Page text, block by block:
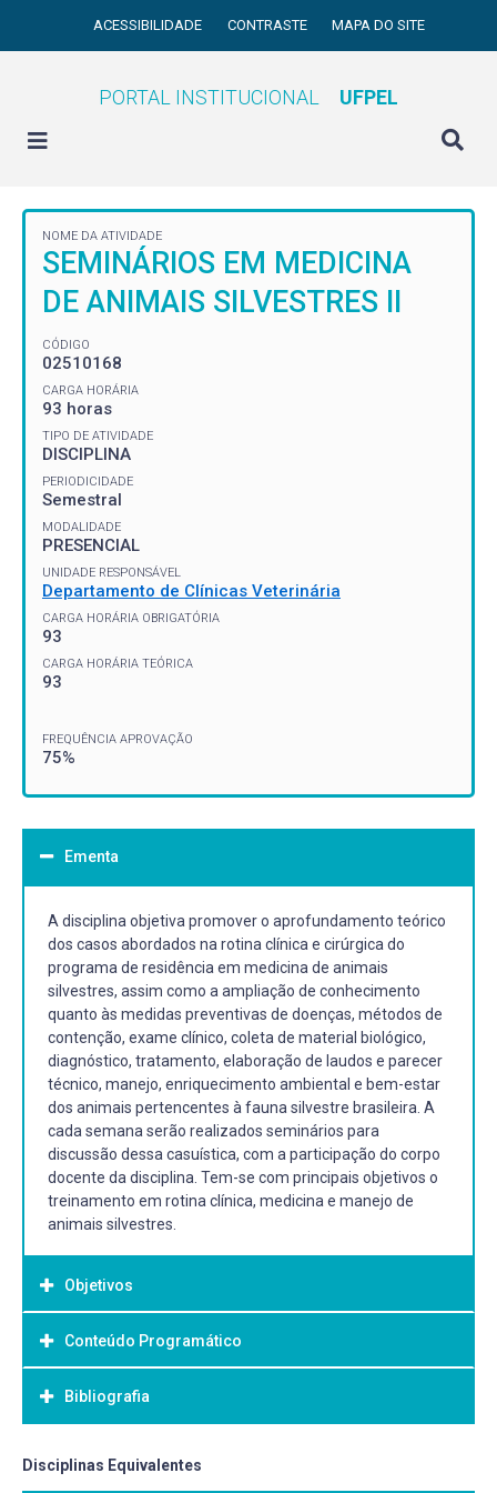
ACESSIBILIDADE CONTRASTE MAPA DO SITE
PORTAL INSTITUCIONAL UFPEL
NOME DA ATIVIDADE
SEMINÁRIOS EM MEDICINA
DE ANIMAIS SILVESTRES II
CÓDIGO
02510168
CARGA HORÁRIA
93 horas
TIPO DE ATIVIDADE
DISCIPLINA
PERIODICIDADE
Semestral
MODALIDADE
PRESENCIAL
UNIDADE RESPONSÁVEL
Departamento de Clínicas Veterinária
CARGA HORÁRIA OBRIGATÓRIA
93
CARGA HORÁRIA TEÓRICA
93
FREQUÊNCIA APROVAÇÃO
75%
Ementa
A disciplina objetiva promover o aprofundamento teórico
dos casos abordados na rotina clínica e cirúrgica do
programa de residência em medicina de animais
silvestres, assim como a ampliação de conhecimento
quanto às medidas preventivas de doenças, métodos de
contenção, exame clínico, coleta de material biológico,
diagnóstico, tratamento, elaboração de laudos e parecer
técnico, manejo, enriquecimento ambiental e bem-estar
dos animais pertencentes à fauna silvestre brasileira. A
cada semana serão realizados seminários para
discussão dessa casuística, com a participação do corpo
docente da disciplina. Tem-se com principais objetivos o
treinamento em rotina clínica, medicina e manejo de
animais silvestres.
Objetivos
Objetivo Geral:
Promover o aprofundamento teórico dos casos
abordados na rotina clínica e cirúrgica em medicina de
Capacitar o aluno em medidas preventivas de doenças,
métodos de contenção, exame clínico, coleta de material
Conteúdo Programático
Bibliografia
Bibliografia Básica:
Disciplinas Equivalentes